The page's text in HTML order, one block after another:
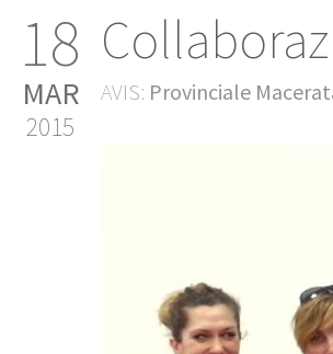
18
MAR
2015
AVIS: Provinciale